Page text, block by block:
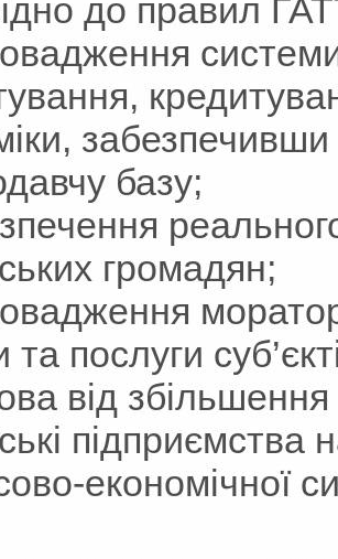
до правил
системи
базу;
громадян;
та послуги
від
підприємства
економічної